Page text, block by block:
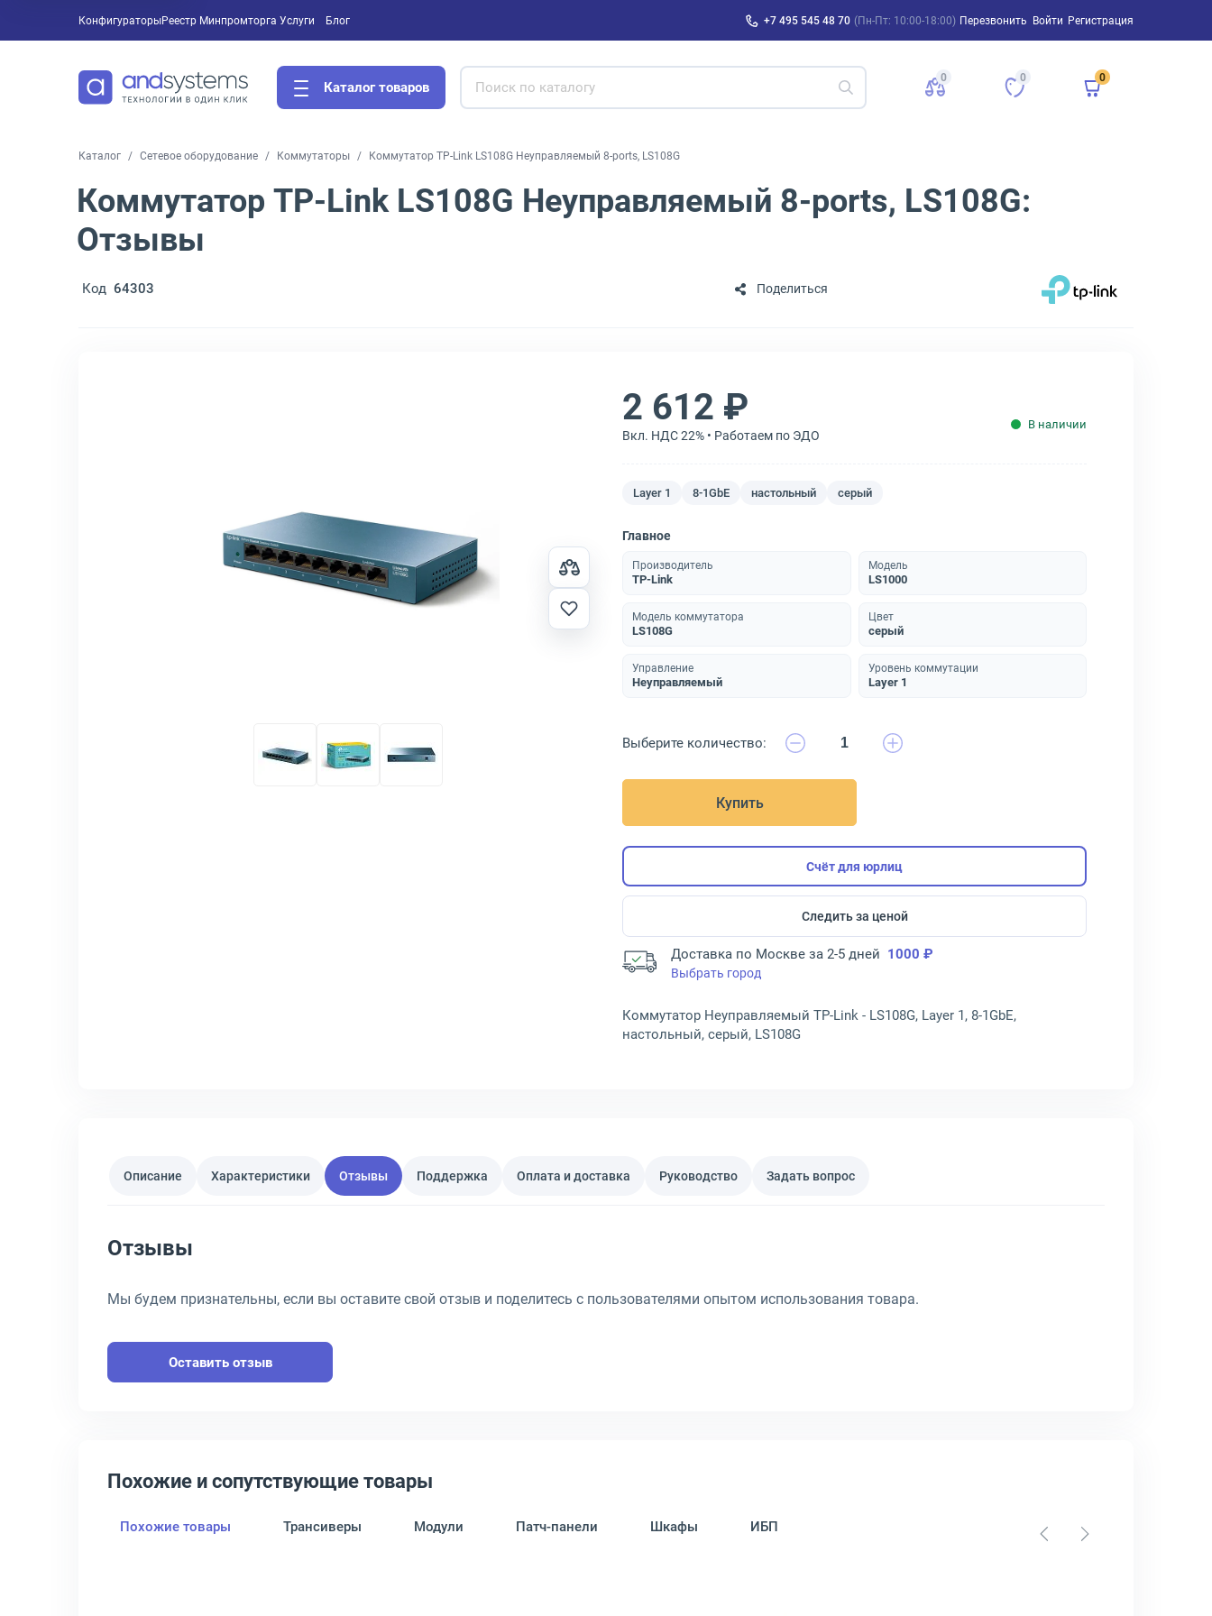
Конфигураторы Услуги
Реестр Минпромторга Блог +7 495 545 48 70 (Пн-Пт: 10:00-18:00) Перезвонить Войти Регистрация
Каталог товаров
0 0 0
Каталог Сетевое оборудование Коммутаторы Коммутатор TP-Link LS108G Неуправляемый 8-ports, LS108G
Коммутатор TP-Link LS108G Неуправляемый 8-ports, LS108G:
Отзывы
Код 64303 Поделиться
2 612 ₽
Вкл. НДС 22% • Работаем по ЭДО
В наличии
Layer 1 8-1GbE настольный серый
Главное
Производитель
TP-Link
Модель
LS1000
Модель коммутатора
LS108G
Цвет
серый
Управление
Неуправляемый
Уровень коммутации
Layer 1
Выберите количество:
Купить
Счёт для юрлиц
Следить за ценой
Доставка по Москве за 2-5 дней 1000 ₽
Выбрать город
Коммутатор Неуправляемый TP-Link - LS108G, Layer 1, 8-1GbE,
настольный, серый, LS108G
Описание Характеристики Отзывы Поддержка Оплата и доставка Руководство Задать вопрос
Отзывы
Мы будем признательны, если вы оставите свой отзыв и поделитесь с пользователями опытом использования товара.
Оставить отзыв
Похожие и сопутствующие товары
Похожие товары Трансиверы Модули Патч-панели Шкафы ИБП